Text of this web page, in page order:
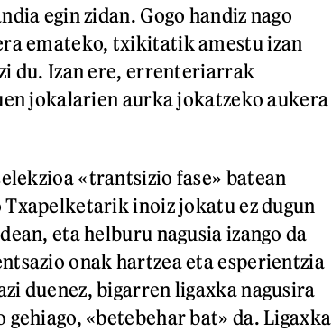
egin zidan. Gogo handiz nago
emateko, txikitatik amestu izan
du. Izan ere, errenteriarrak
jokalarien aurka jokatzeko aukera
«trantsizio fase» batean
inoiz jokatu ez dugun
eta helburu nagusia izango da
onak hartzea eta esperientzia
duenez, bigarren ligaxka nagusira
«betebehar bat» da. Ligaxka